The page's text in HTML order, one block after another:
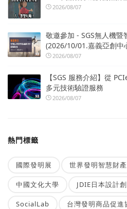
2026/08/07
敬邀參加 - SGS無人機
(2026/10/01.嘉義亞創中
2026/08/07
【SGS 服務介紹】從
多元技術驗證服務
2026/08/07
熱門標籤
國際發明展 世界發明智慧財
中國文化大學 JDIE日本設計
SocialLab 台灣發明商品促進